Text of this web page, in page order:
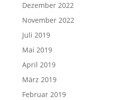
Dezember 2022
November 2022
Juli 2019
Mai 2019
April 2019
März 2019
Februar 2019